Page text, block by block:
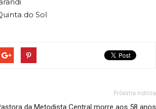
do Sol
Próxima notícia
da Metodista Central morre aos 58 anos